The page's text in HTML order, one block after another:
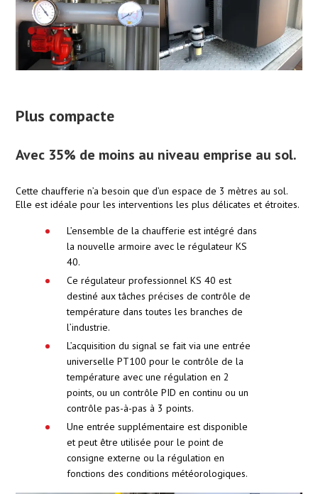
Plus compacte
Avec 35% de moins au niveau emprise au sol.
Cette chaufferie n’a besoin que d’un espace de 3 mètres au sol.
Elle est idéale pour les interventions les plus délicates et étroites.
L’ensemble de la chaufferie est intégré dans
la nouvelle armoire avec le régulateur KS
40.
Ce régulateur professionnel KS 40 est
destiné aux tâches précises de contrôle de
température dans toutes les branches de
l’industrie.
L’acquisition du signal se fait via une entrée
universelle PT100 pour le contrôle de la
température avec une régulation en 2
points, ou un contrôle PID en continu ou un
contrôle pas-à-pas à 3 points.
Une entrée supplémentaire est disponible
et peut être utilisée pour le point de
consigne externe ou la régulation en
fonctions des conditions météorologiques.